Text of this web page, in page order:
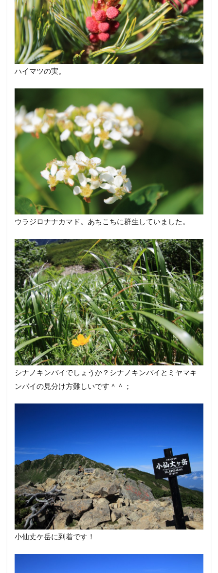
ハイマツの実。
ウラジロナナカマド。あちこちに群生していました。
シナノキンバイでしょうか？シナノキンバイとミヤマキ
ンバイの見分け方難しいです＾＾；
小仙丈ケ岳に到着です！